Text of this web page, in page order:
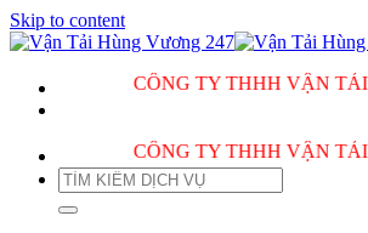
Skip to content
CÔNG TY THHH VẬN TẢI VÀ
CÔNG TY THHH VẬN TẢI VÀ